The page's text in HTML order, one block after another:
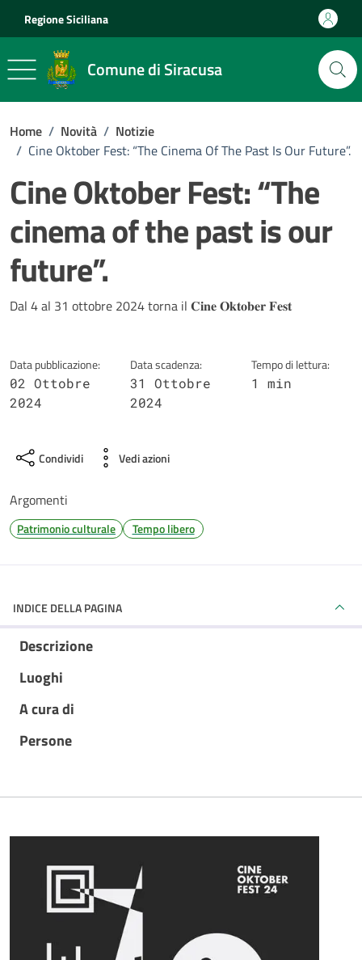
Regione Siciliana
Comune di Siracusa
Home / Novità / Notizie
/ Cine Oktober Fest: “The Cinema Of The Past Is Our Future”.
Cine Oktober Fest: “The
cinema of the past is our
future”.
Dettagli della notizia
Dal 4 al 31 ottobre 2024 torna il 𝐂𝐢𝐧𝐞 𝐎𝐤𝐭𝐨𝐛𝐞𝐫 𝐅𝐞𝐬𝐭
Data pubblicazione:
02 Ottobre
2024
Data scadenza:
31 Ottobre
2024
Tempo di lettura:
1 min
Condividi Vedi azioni
Argomenti
Patrimonio culturale Tempo libero
INDICE DELLA PAGINA
Descrizione
Luoghi
A cura di
Persone